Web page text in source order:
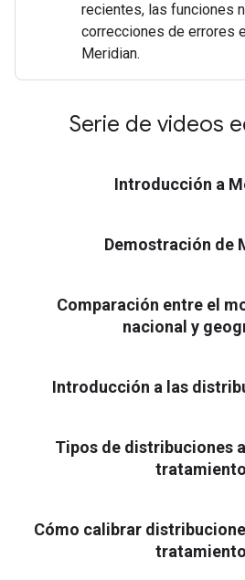
recientes, las funciones
correcciones de errores
Meridian.
Serie de videos
Introducción a
Demostración de
Comparación entre el
nacional y
Introducción a las
Tipos de distribuciones
Cómo calibrar